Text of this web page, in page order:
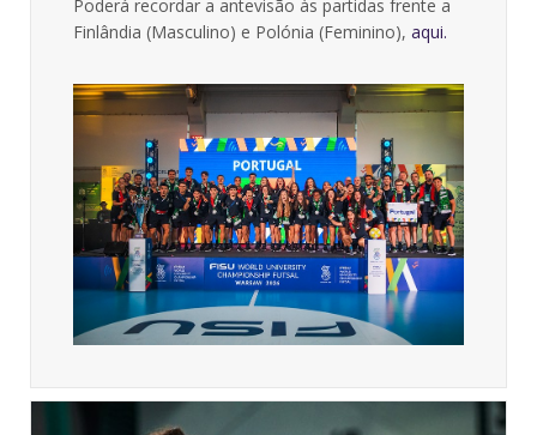
Poderá recordar a antevisão às partidas frente a
Finlândia (Masculino) e Polónia (Feminino), aqui.